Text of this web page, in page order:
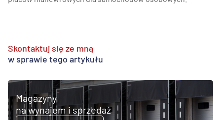
Skontaktuj się ze mną
w sprawie tego artykułu
Magazyny
na wynajem i sprzedaż